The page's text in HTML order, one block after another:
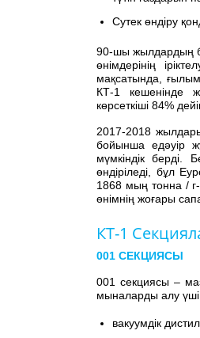
Сутек өндіру
90-шы жылдардың
өнімдерінің
мақсатында,
КТ-1 кешенінде
көрсеткіші 84%
2017-2018
бойынша едәуір
мүмкіндік берді.
өндіріледі, бұл
1868 мың тонна /
өнімнің жоғары
КТ-1
001 СЕКЦИЯСЫ
001 секциясы –
мыналарды алу
вакуумдік